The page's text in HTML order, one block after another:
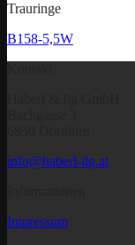
Trauringe
B158-5,5W
info@haberl-ilg.at
Impressum